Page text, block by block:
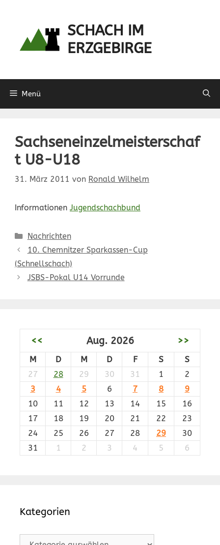
SCHACH IM
ERZGEBIRGE
Menü
Sachseneinzelmeisterschaf
t U8-U18
31. März 2011 von Ronald Wilhelm
Informationen Jugendschachbund
Kategorien
Nachrichten
10. Chemnitzer Sparkassen-Cup
(Schnellschach)
JSBS-Pokal U14 Vorrunde
<< Aug. 2026 >>
M D M D F S
S
27
28 29 30 31 1
2
3
4 5 6 7 8
9
10
11 12 13 14 15
16
17
18 19 20 21 22
23
24
25 26 27 28 29
30
31
1 2 3 4 5 6
Kategorien
Kategorien